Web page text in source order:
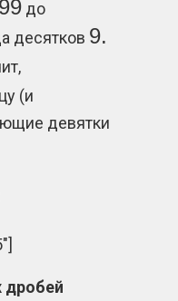
до
десятков 9.
(и
девятки
дробей